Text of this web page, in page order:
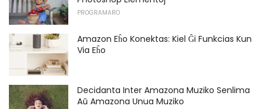
PROGRAMARO
Amazon Eĥo Konektas: Kiel Ĝi Funkcias Kun
Via Eĥo
Decidanta Inter Amazona Muziko Senlima
Aŭ Amazona Unua Muziko